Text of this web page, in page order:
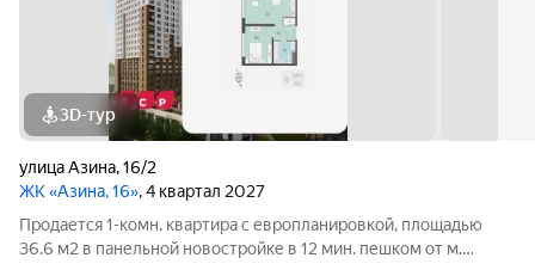
3D-тур
улица Азина,16/2
ЖК «Азина, 16», 4 квартал 2027
Продается 1-комн. квартира с европланировкой, площадью
36.6 м2 в панельной новостройке в 12 мин. пешком от м.